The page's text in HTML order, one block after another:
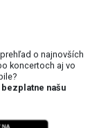
o najnovších
koncertoch aj vo
našu